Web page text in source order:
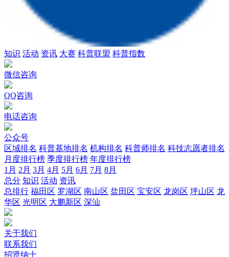
知识 活动 资讯 大赛 科普联盟 科普指数
微信咨询
QQ咨询
电话咨询
公众号
区域排名 科普基地排名 机构排名 科普师排名 科技志愿者排名
月度排行榜 季度排行榜 年度排行榜
1月 2月 3月 4月 5月 6月 7月 8月
总分 知识 活动 资讯
总排行 福田区 罗湖区 南山区 盐田区 宝安区 龙岗区 坪山区 龙
华区 光明区 大鹏新区 深汕
关于我们
联系我们
招贤纳士